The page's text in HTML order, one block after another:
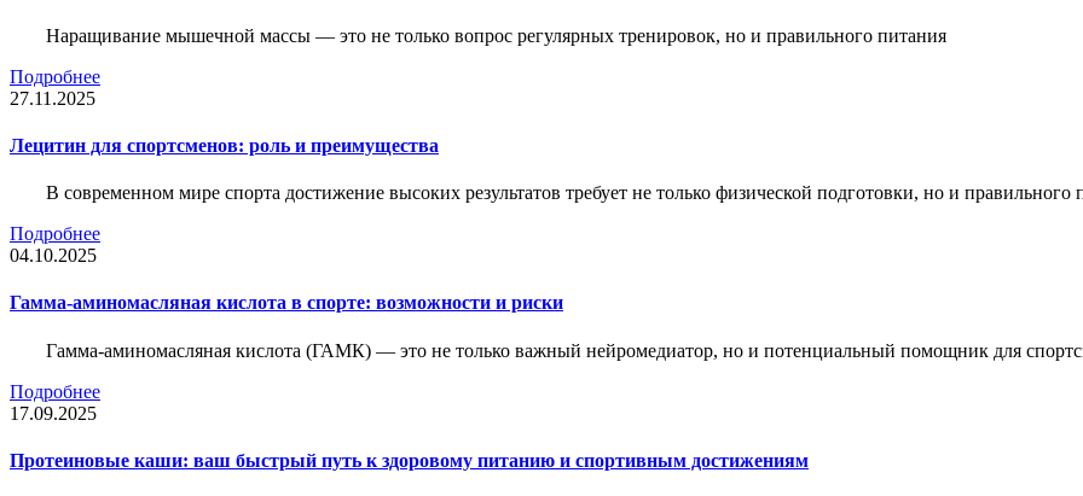
Наращивание мышечной массы — это не только вопрос регулярных тренировок, но и правильного питания
Подробнее
27.11.2025
Лецитин для спортсменов: роль и преимущества
В современном мире спорта достижение высоких результатов требует не только физической подготовки, но и правильного
Подробнее
04.10.2025
Гамма-аминомасляная кислота в спорте: возможности и риски
Гамма-аминомасляная кислота (ГАМК) — это не только важный нейромедиатор, но и потенциальный помощник для
Подробнее
17.09.2025
Протеиновые каши: ваш быстрый путь к здоровому питанию и спортивным достижениям